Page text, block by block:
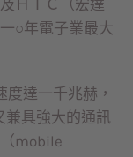
ＨＴＣ（宏達
○年電子業最大
達一千兆赫，
兼具強大的通訊
mobile